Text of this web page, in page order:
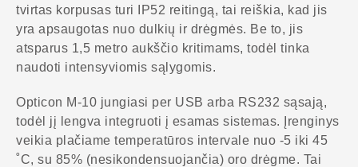
tvirtas korpusas turi IP52 reitingą, tai reiškia, kad jis
yra apsaugotas nuo dulkių ir drėgmės. Be to, jis
atsparus 1,5 metro aukščio kritimams, todėl tinka
naudoti intensyviomis sąlygomis.
Opticon M-10 jungiasi per USB arba RS232 sąsają,
todėl jį lengva integruoti į esamas sistemas. Įrenginys
veikia plačiame temperatūros intervale nuo -5 iki 45
˚C, su 85% (nesikondensuojančia) oro drėgme. Tai